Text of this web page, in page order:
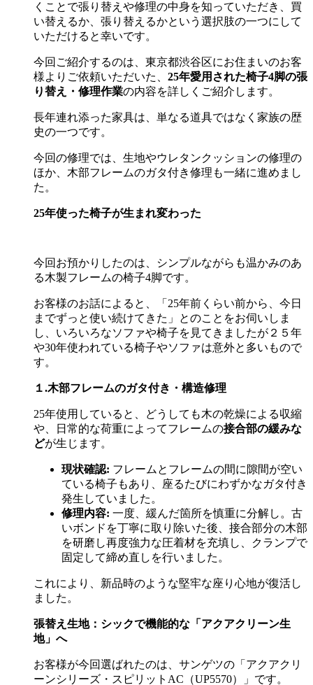
くことで張り替えや修理の中身を知っていただき、買
い替えるか、張り替えるかという選択肢の一つにして
いただけると幸いです。
今回ご紹介するのは、東京都渋谷区にお住まいのお客
様よりご依頼いただいた、 25年愛用された椅子4脚の張
り替え・修理作業の内容を詳しくご紹介します。
長年連れ添った家具は、単なる道具ではなく家族の歴
史の一つです。
今回の修理では、生地やウレタンクッションの修理の
ほか、木部フレームのガタ付き修理も一緒に進めまし
た。
25年使った椅子が生まれ変わった
今回お預かりしたのは、シンプルながらも温かみのあ
る木製フレームの椅子4脚です。
お客様のお話によると、「 25年前くらい前から、今日
までずっと使い続けてきた」とのことをお伺いしま
し、いろいろなソファや椅子を見てきましたが２５年
や30年使われている椅子やソファは意外と多いもので
す。
１.木部フレームのガタ付き・構造修理
25年使用していると、どうしても木の乾燥による収縮
や、日常的な荷重によってフレームの接合部の緩みな
どが生じます。
現状確認: フレームとフレームの間に隙間が空い
ている椅子もあり、座るたびにわずかなガタ付き
発生していました。
修理内容: 一度、緩んだ箇所を慎重に分解し。古
いボンドを丁寧に取り除いた後、接合部分の木部
を研磨し再度強力な圧着材を充填し、クランプで
固定して締め直しを行いました。
これにより、新品時のような堅牢な座り心地が復活し
ました。
張替え生地：シックで機能的な「アクアクリーン生
地」へ
お客様が今回選ばれたのは、サンゲツの「アクアクリ
ーンシリーズ・スピリット AC （UP5570）」です。